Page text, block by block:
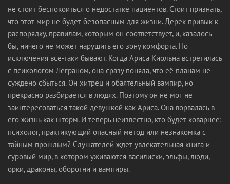
не стоит беспокоиться о недостатке пациентов. Стоит признать,
что этот мир не будет безопасным для жизни. Дерек привык к
распорядку, правилам, которым он соответствует, и, казалось
бы, ничего не может нарушить его зону комфорта. Но
исключения все-таки бывают. Когда Ариса Киольна встретилась
с психологом Леграном, она сразу поняла, что её планам не
суждено сбыться. Он хитрец и обаятельный вампир, но
прекрасно разбирается в людях. Поэтому он не мог не
заинтересоваться такой девушкой как Ариса. Она ворвалась в
его жизнь как шторм. И теперь неизвестно, кто будет коварнее:
психолог, практикующий опасный метод или незнакомка с
тайным прошлым? Слушателей ждет увлекательная книга и
суровый мир, в котором уживаются василиски, эльфы, люди,
орки, драконы, оборотни и вампиры.